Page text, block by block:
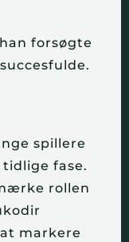
forsøgte
spillere
fase.
rollen
markere